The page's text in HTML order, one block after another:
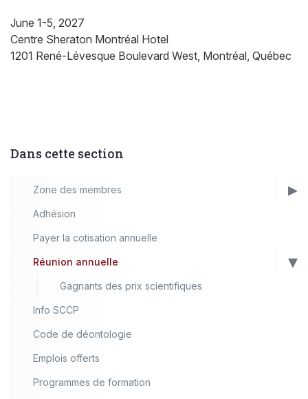
June 1-5, 2027
Centre Sheraton Montréal Hotel
1201 René-Lévesque Boulevard West, Montréal, Québec
Dans cette section
Zone des membres
Adhésion
Payer la cotisation annuelle
Réunion annuelle
Gagnants des prix scientifiques
Info SCCP
Code de déontologie
Emplois offerts
Programmes de formation